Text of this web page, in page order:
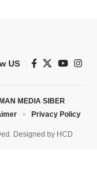
US
Designed by HCD
MEDIA SIBER
Privacy Policy